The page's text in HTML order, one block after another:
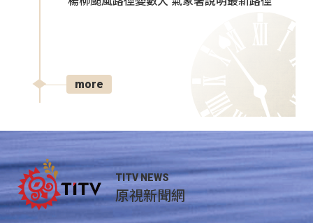
more
TITV NEWS
原視新聞網